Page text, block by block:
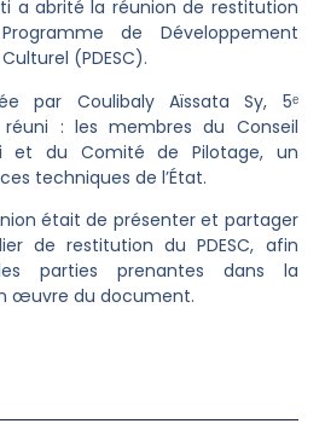
a abrité la réunion de restitution
de Développement
(PDESC).
par Coulibaly Aïssata Sy, 5ᵉ
: les membres du Conseil
et du Comité de Pilotage, un
techniques de l’État.
était de présenter et partager
de restitution du PDESC, afin
parties prenantes dans la
œuvre du document.